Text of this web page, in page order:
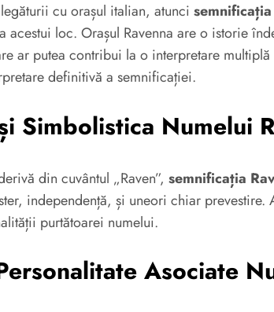
cu orașul italian, atunci
acestui loc. Orașul Ravenna are o istorie
ar putea contribui la o interpretare
definitivă a semnificației.
Simbolistica Numelui
din cuvântul „Raven”, semnificația
independență, și uneori chiar prevestire.
purtătoarei numelui.
Asociate